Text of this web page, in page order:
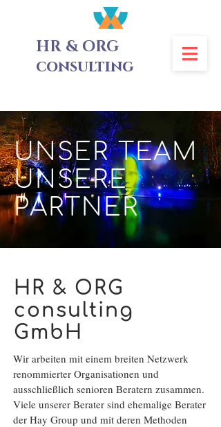
HR & ORG
consulting
UNSER TEAM
UNSERE
PARTNER
HR & ORG
consulting
GmbH
Wir arbeiten mit einem breiten Netzwerk
renommierter Organisationen und
ausschließlich senioren Beratern zusammen.
Viele unserer Berater sind ehemalige Berater
der Hay Group und mit deren Methoden